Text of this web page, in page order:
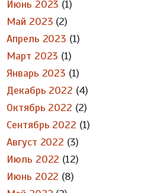
Июнь 2023 (1)
Май 2023 (2)
Апрель 2023 (1)
Март 2023 (1)
Январь 2023 (1)
Декабрь 2022 (4)
Октябрь 2022 (2)
Сентябрь 2022 (1)
Август 2022 (3)
Июль 2022 (12)
Июнь 2022 (8)